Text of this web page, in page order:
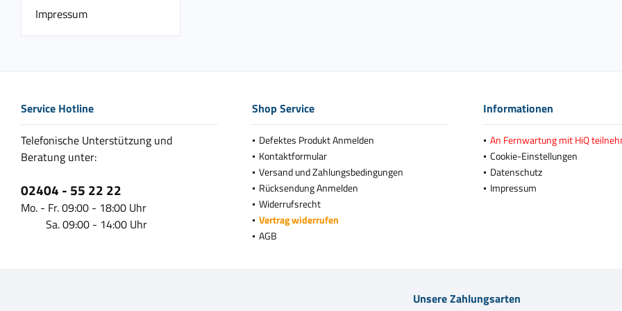
Impressum
Service Hotline
Telefonische Unterstützung und
Beratung unter:
02404 - 55 22 22
Mo. - Fr. 09:00 - 18:00 Uhr
Sa. 09:00 - 14:00 Uhr
Shop Service
Defektes Produkt Anmelden
Kontaktformular
Versand und Zahlungsbedingungen
Rücksendung Anmelden
Widerrufsrecht
Vertrag widerrufen
AGB
Informationen
An Fernwartung mit HiQ
Cookie-Einstellungen
Datenschutz
Impressum
Unsere Zahlungsarten